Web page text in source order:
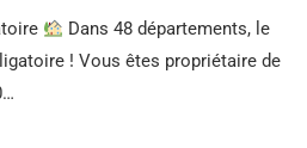
Dans 48 départements, le
! Vous êtes propriétaire de